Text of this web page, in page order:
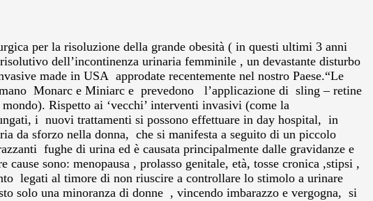
per la risoluzione della grande obesità ( in questi ultimi 3 anni
dell’incontinenza urinaria femminile , un devastante disturbo
made in USA approdate recentemente nel nostro Paese.“Le
Monarc e Miniarc e prevedono l’applicazione di sling – retine
Rispetto ai ‘vecchi’ interventi invasivi (come la
i nuovi trattamenti si possono effettuare in day hospital, in
da sforzo nella donna, che si manifesta a seguito di un piccolo
fughe di urina ed è causata principalmente dalle gravidanze e
sono: menopausa , prolasso genitale, età, tosse cronica ,stipsi ,
legati al timore di non riuscire a controllare lo stimolo a urinare
solo una minoranza di donne , vincendo imbarazzo e vergogna, si